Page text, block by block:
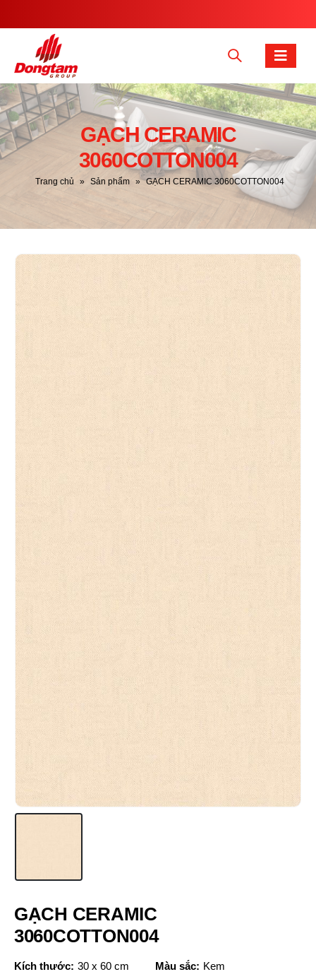
GẠCH CERAMIC
3060COTTON004
Trang chủ » Sản phẩm » GẠCH CERAMIC 3060COTTON004
GẠCH CERAMIC
3060COTTON004
Kích thước: 30 x 60 cm Màu sắc: Kem